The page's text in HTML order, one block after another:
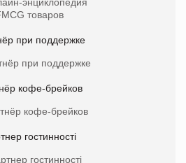
при поддержке
кофе-брейков
гостинності